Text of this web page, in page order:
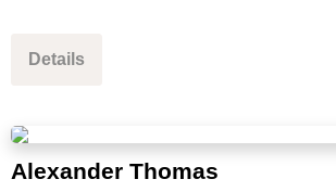
Details
Alexander Thomas